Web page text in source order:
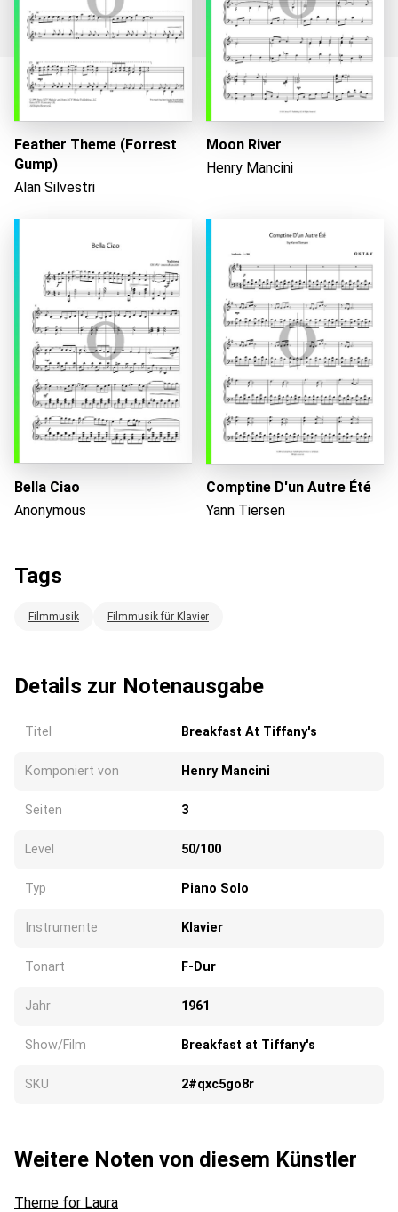
Feather Theme (Forrest
Gump)
Alan Silvestri
Moon River
Henry Mancini
Bella Ciao
Anonymous
Comptine D'un Autre Été
Yann Tiersen
Tags
Filmmusik Filmmusik für Klavier
Details zur Notenausgabe
Titel Breakfast At Tiffany's
Komponiert von Henry Mancini
Seiten 3
Level 50/100
Typ Piano Solo
Instrumente Klavier
Tonart F-Dur
Jahr 1961
Show/Film Breakfast at Tiffany's
SKU 2#qxc5go8r
Weitere Noten von diesem Künstler
Theme for Laura